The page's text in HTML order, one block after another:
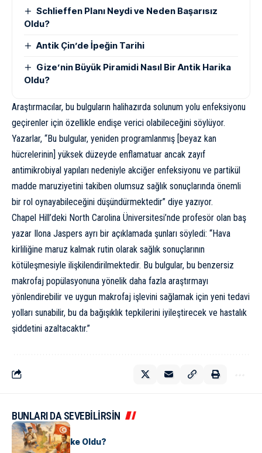
Schlieffen Planı Neydi ve Neden Başarısız
Oldu?
Antik Çin’de İpeğin Tarihi
Gize’nin Büyük Piramidi Nasıl Bir Antik Harika
Oldu?
Araştırmacılar, bu bulguların halihazırda solunum yolu enfeksiyonu
geçirenler için özellikle endişe verici olabileceğini söylüyor.
Yazarlar, “Bu bulgular, yeniden programlanmış [beyaz kan
hücrelerinin] yüksek düzeyde enflamatuar ancak zayıf
antimikrobiyal yapıları nedeniyle akciğer enfeksiyonu ve partikül
madde maruziyetini takiben olumsuz sağlık sonuçlarında önemli
bir rol oynayabileceğini düşündürmektedir” diye yazıyor.
Chapel Hill’deki North Carolina Üniversitesi’nde profesör olan baş
yazar Ilona Jaspers ayrı bir açıklamada şunları söyledi: “Hava
kirliliğine maruz kalmak rutin olarak sağlık sonuçlarının
kötüleşmesiyle ilişkilendirilmektedir. Bu bulgular, bu benzersiz
makrofaj popülasyonuna yönelik daha fazla araştırmayı
yönlendirebilir ve uygun makrofaj işlevini sağlamak için yeni tedavi
yolları sunabilir, bu da bağışıklık tepkilerini iyileştirecek ve hastalık
şiddetini azaltacaktır.”
BUNLARI DA SEVEBİLİRSİN
KÜLTÜR
Tunus Nasıl Ülke Oldu?